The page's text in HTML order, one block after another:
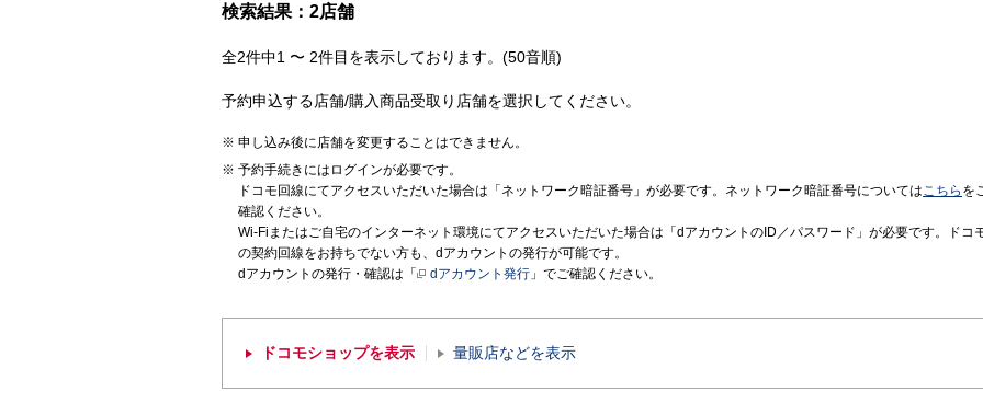
検索結果：2店舗
全2件中1 〜 2件目を表示しております。(50音順)
予約申込する店舗/購入商品受取り店舗を選択してください。
申し込み後に店舗を変更することはできません。
予約手続きにはログインが必要です。
ドコモ回線にてアクセスいただいた場合は「ネットワーク暗証番号」が必要です。ネットワーク暗証番号についてはこちら を
確認ください。
Wi-Fiまたはご自宅のインターネット環境にてアクセスいただいた場合は「dアカウントのID／パスワード」が必要です。ドコ
の契約回線をお持ちでない方も、dアカウントの発行が可能です。
dアカウントの発行・確認は「
dアカウント発行 」でご確認ください。
ドコモショップを表示 量販店などを表示